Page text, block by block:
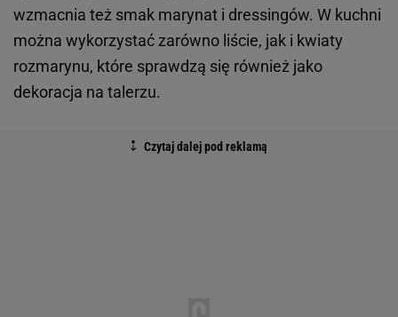
wzmacnia też smak marynat i dressingów. W kuchni
można wykorzystać zarówno liście, jak i kwiaty
rozmarynu, które sprawdzą się również jako
dekoracja na talerzu.